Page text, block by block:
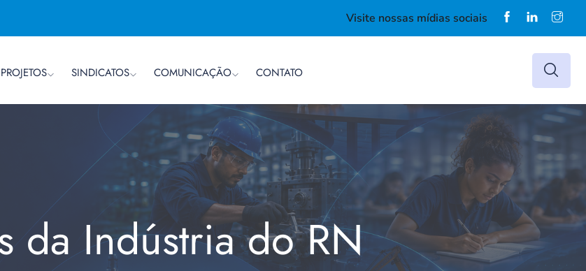
Visite nossas mídias sociais
SINDICATOS COMUNICAÇÃO CONTATO
da Indústria do RN